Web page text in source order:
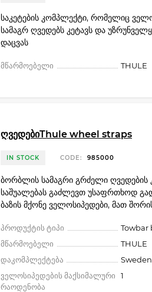
საკეტების კომპლექტი, რომელიც
სამაგრ ღვედებს კეტავს და
დაცვას
მწარმოებელი THULE
ღვედებიThule wheel straps
IN STOCK CODE: 985000
ბორბლის სამაგრი გრძელი
საშუალებას გაძლევთ უსაფრთხოდ
ბაზის მქონე ველოსიპედები, მათ
პროდუქტის ტიპი
Towbar
მწარმოებელი
THULE
დაკომპლექტება
Sweden
ველოსიპედების მაქსიმალური
რაოდენობა
1